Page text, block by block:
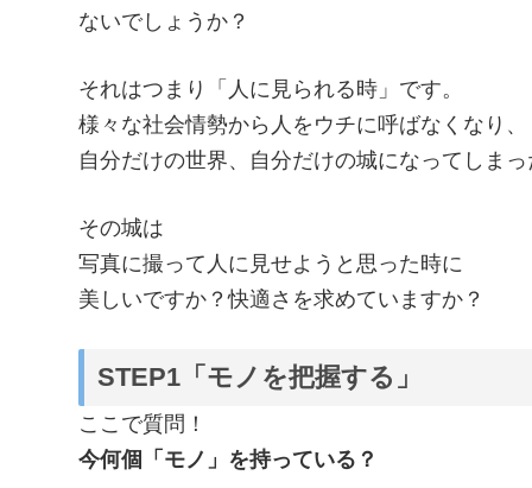
ないでしょうか？
それはつまり「人に見られる時」です。
様々な社会情勢から人をウチに呼ばなくなり、
自分だけの世界、自分だけの城になってしま
その城は
写真に撮って人に見せようと思った時に
美しいですか？快適さを求めていますか？
STEP1「モノを把握する」
ここで質問！
今何個「モノ」を持っている？